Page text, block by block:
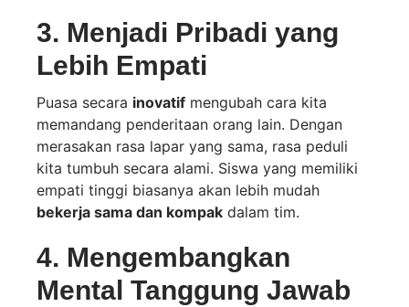
3. Menjadi Pribadi yang
Lebih Empati
Puasa secara inovatif mengubah cara kita
memandang penderitaan orang lain. Dengan
merasakan rasa lapar yang sama, rasa peduli
kita tumbuh secara alami. Siswa yang memiliki
empati tinggi biasanya akan lebih mudah
bekerja sama dan kompak dalam tim.
4. Mengembangkan
Mental Tanggung Jawab